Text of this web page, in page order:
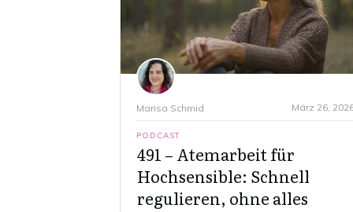
Marisa Schmid März 26,
PODCAST
491 – Atemarbeit für
Hochsensible: Schnell
regulieren, ohne alles